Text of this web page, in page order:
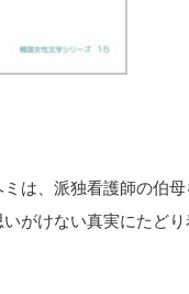
は、派独看護師の伯
がけない真実にたど